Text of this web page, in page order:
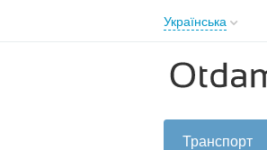
Українська
English
Русский
Українська
Транспорт